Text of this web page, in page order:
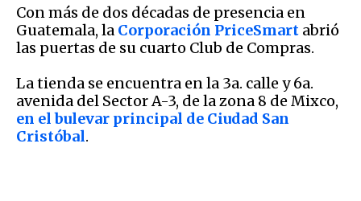
Con más de dos décadas de presencia en
Guatemala, la Corporación PriceSmart abrió
las puertas de su cuarto Club de Compras.
La tienda se encuentra en la 3a. calle y 6a.
avenida del Sector A-3, de la zona 8 de Mixco,
en el bulevar principal de Ciudad San
Cristóbal.